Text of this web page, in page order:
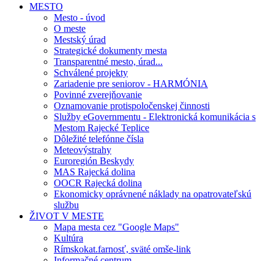
MESTO
Mesto - úvod
O meste
Mestský úrad
Strategické dokumenty mesta
Transparentné mesto, úrad...
Schválené projekty
Zariadenie pre seniorov - HARMÓNIA
Povinné zverejňovanie
Oznamovanie protispoločenskej činnosti
Služby eGovernmentu - Elektronická komunikácia s
Mestom Rajecké Teplice
Dôležité telefónne čísla
Meteovýstrahy
Euroregión Beskydy
MAS Rajecká dolina
OOCR Rajecká dolina
Ekonomicky oprávnené náklady na opatrovateľskú
službu
ŽIVOT V MESTE
Mapa mesta cez "Google Maps"
Kultúra
Rímskokat.farnosť, sväté omše-link